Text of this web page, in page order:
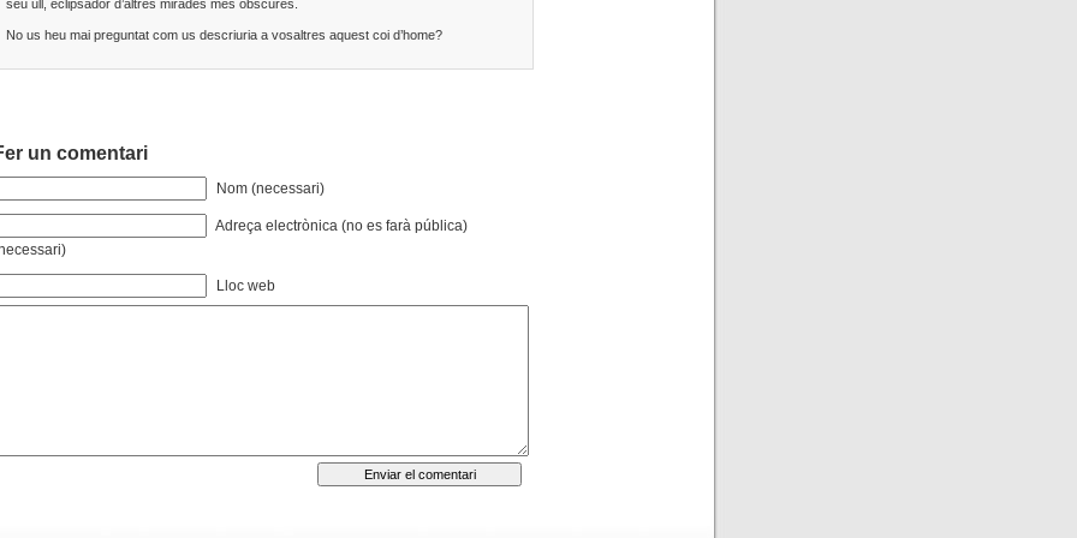
seu ull, eclipsador d’altres mirades més obscures.
No us heu mai preguntat com us descriuria a vosaltres aquest coi d’home?
un comentari
Nom (necessari)
Adreça electrònica (no es farà pública)
Lloc web